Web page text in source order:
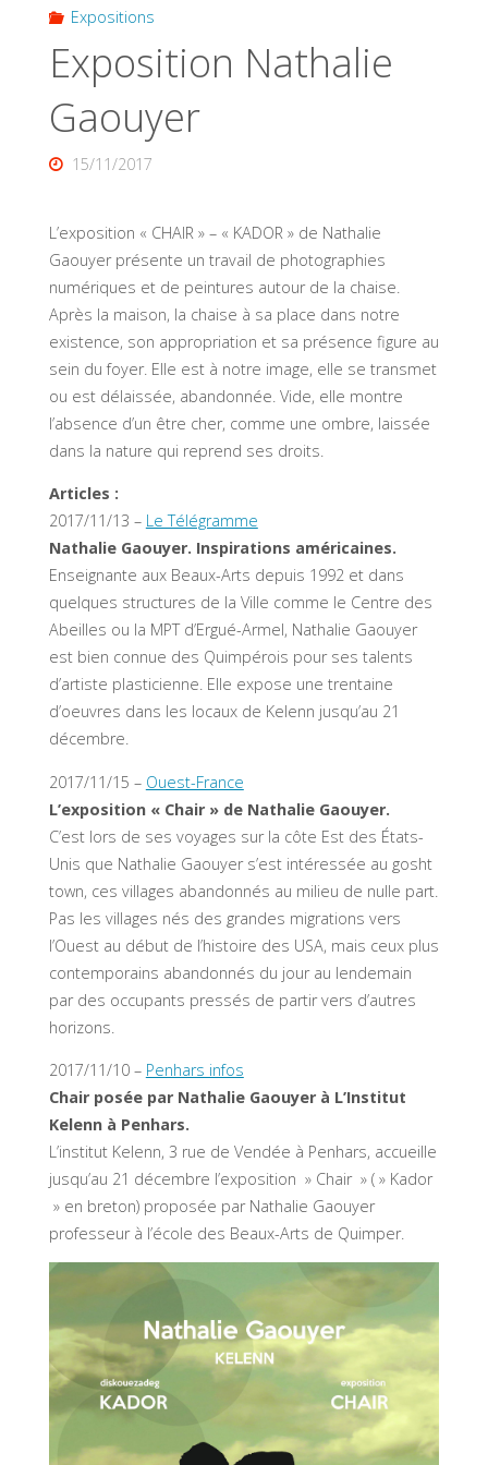
Expositions
Exposition Nathalie
Gaouyer
15/11/2017
L’exposition « CHAIR » – « KADOR » de Nathalie
Gaouyer présente un travail de photographies
numériques et de peintures autour de la chaise.
Après la maison, la chaise à sa place dans notre
existence, son appropriation et sa présence figure au
sein du foyer. Elle est à notre image, elle se transmet
ou est délaissée, abandonnée. Vide, elle montre
l’absence d’un être cher, comme une ombre, laissée
dans la nature qui reprend ses droits.
Articles :
2017/11/13 – Le Télégramme
Nathalie Gaouyer. Inspirations américaines.
Enseignante aux Beaux-Arts depuis 1992 et dans
quelques structures de la Ville comme le Centre des
Abeilles ou la MPT d’Ergué-Armel, Nathalie Gaouyer
est bien connue des Quimpérois pour ses talents
d’artiste plasticienne. Elle expose une trentaine
d’oeuvres dans les locaux de Kelenn jusqu’au 21
décembre.
2017/11/15 – Ouest-France
L’exposition « Chair » de Nathalie Gaouyer.
C’est lors de ses voyages sur la côte Est des États-
Unis que Nathalie Gaouyer s’est intéressée au gosht
town, ces villages abandonnés au milieu de nulle part.
Pas les villages nés des grandes migrations vers
l’Ouest au début de l’histoire des USA, mais ceux plus
contemporains abandonnés du jour au lendemain
par des occupants pressés de partir vers d’autres
horizons.
2017/11/10 – Penhars infos
Chair posée par Nathalie Gaouyer à L’Institut
Kelenn à Penhars.
L’institut Kelenn, 3 rue de Vendée à Penhars, accueille
jusqu’au 21 décembre l’exposition » Chair » ( » Kador
» en breton) proposée par Nathalie Gaouyer
professeur à l’école des Beaux-Arts de Quimper.